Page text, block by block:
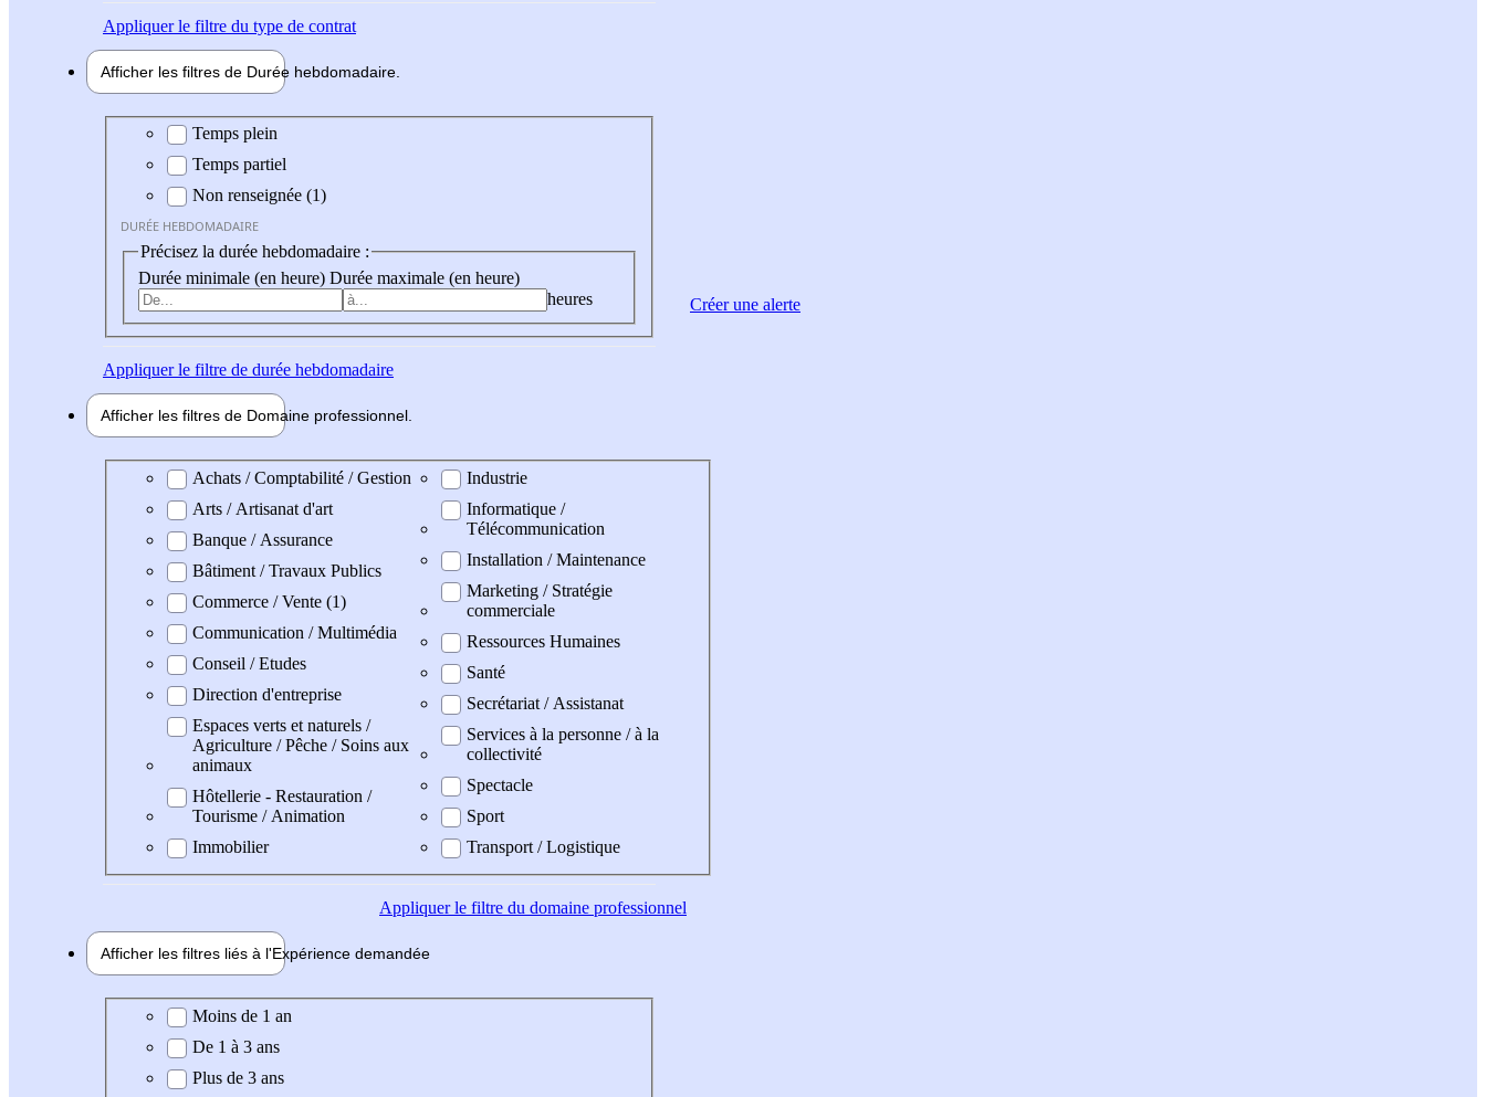
Appliquerle filtre du type de contrat
Afficher les filtres de Durée hebdomadaire
Durée hebdomadaire
Temps plein
Temps partiel
Non renseignée (1)
DURÉE HEBDOMADAIRE
Précisez la durée hebdomadaire :
Durée minimale (en heure) Durée maximale (en heure)
heures
Appliquerle filtre de durée hebdomadaire
Afficher les filtres de Domaine professionnel
Domaine professionel
Achats / Comptabilité / Gestion
Arts / Artisanat d'art
Banque / Assurance
Bâtiment / Travaux Publics
Commerce / Vente (1)
Communication / Multimédia
Conseil / Etudes
Direction d'entreprise
Espaces verts et naturels /
Agriculture / Pêche / Soins aux
animaux
Hôtellerie - Restauration /
Tourisme / Animation
Immobilier
Industrie
Informatique /
Télécommunication
Installation / Maintenance
Marketing / Stratégie
commerciale
Ressources Humaines
Santé
Secrétariat / Assistanat
Services à la personne / à la
collectivité
Spectacle
Sport
Transport / Logistique
Appliquerle filtre du domaine professionnel
Afficher les filtres liés à l'Expérience demandée
Expérience demandée
Moins de 1 an
De 1 à 3 ans
Plus de 3 ans
Créer une alerte